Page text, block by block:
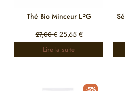
Thé Bio Minceur LPG
27,00€ 25,65 €
Lire la suite
-5%